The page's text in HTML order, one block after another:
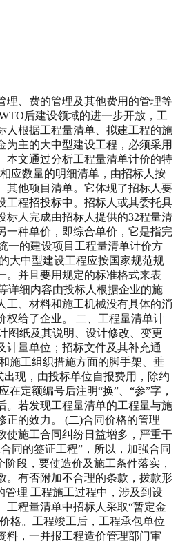
、费的管理及其他费用的管理等
后建设领域的进一步开放，工
人根据工程量清单、拟建工程的施
主的大中型建设工程，必须采用
本文通过分析工程量清单计价的特
应数量的明细清单，由招标人按
其他项目清单。它体现了招标人要
工程招投标中。招标人或其委托具
标人完成由招标人提供的32程量清
一种单价，即综合单价，它是指完
一的建设项目工程量清单计价方
大中型建设工程应按国家规范规
。并且要用规定的标准格式来表
详细内容由投标人根据企业的施
工、材料和施工机械没有具体的消
权给了企业。 二、工程量清单计
图纸及其说明、设计修改、变更
计量单位；招标文件及其补充通
施工组织措施方面的脚手架、垂
现，由投标单位自报费用，除约
定额编号后注明“换”、“参”字，
。若发现工程量清单的工程量与施
正的效力。 (二)合同价格的管理
使施工合同纠纷日益增多，严重干
同的签证工程”，所以，加强合同
段，要使造价及施工条件落实，
。有否附加不合理的条款，拨款形
理 工程施工过程中，涉及到设
程量清单中招标人采取“暂定金
格。工程竣工后，工程承包单位
料，一并报工程造价管理部门审